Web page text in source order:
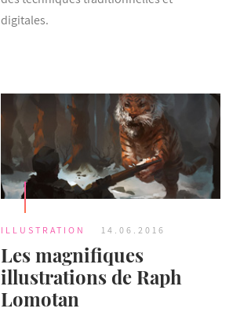
digitales.
ILLUSTRATION 14.06.2016
Les magnifiques
illustrations de Raph
Lomotan